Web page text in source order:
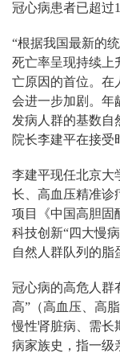
冠心病患者已超过
“根据我国最新的
死亡率呈现持续上
亡原因的首位。在
会进一步加剧。年
发病人群的基数自
院长李建平在接受
李建平现任北京大
长、高血压精准诊
项目《中国高胆固
科技创新“四大慢
自然人群队列的脂
冠心病的高危人群
高”（高血压、高
慢性肾脏病、需长
病家族史，指一级